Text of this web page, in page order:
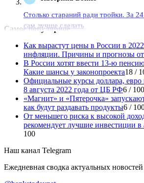
Столько стараний ради тройки. За
сам лучше сделать
В Виктор Иванов
Статья получилась полноценным
вручать всем желающим начинать
Самое популярное
Как вырастут цены в России в 2022
инфляции. Причины и прогнозы от
В России хотят ввести 13-ю
Какие шансы у законопроекта18 /
Официальные курсы доллара, евро
8 августа 2022 года от ЦБ РФ6 / 100
«Магнит» и «Пятерочка»
как будут раздавать продукты6 /
От меньшего риска к высокой
рекомендует лучшие инвестиции в
100
Наш канал Telegram
Ежедневная сводка актуальных новостей